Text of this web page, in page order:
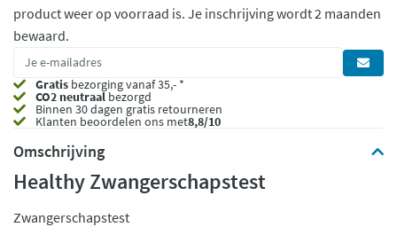
product weer op voorraad is. Je inschrijving wordt 2 maanden
bewaard.
Gratis bezorging vanaf 35,- *
CO2 neutraalbezorgd
Binnen 30 dagen gratis retourneren
Klanten beoordelen ons met8,8/10
Omschrijving
Healthy Zwangerschapstest
Zwangerschapstest